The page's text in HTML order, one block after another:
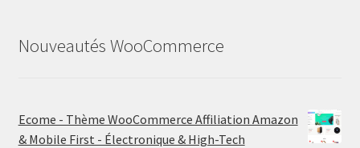
Nouveautés WooCommerce
Ecome - Thème WooCommerce Affiliation Amazon
& Mobile First - Électronique & High-Tech